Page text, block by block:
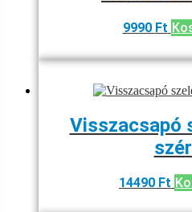
9990 Ft
Visszacsapó
14490 Ft